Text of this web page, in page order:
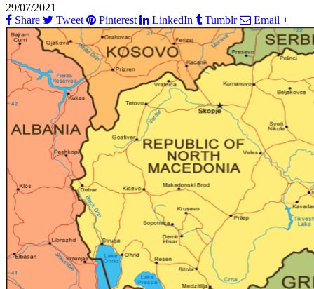
29/07/2021
Share
Tweet Pinterest LinkedIn Tumblr Email +